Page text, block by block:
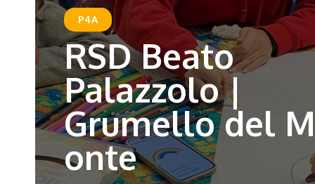
P4A
RSD Beato
Palazzolo |
Grumello del
onte